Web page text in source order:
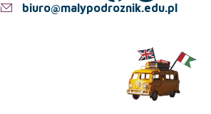
biuro@malypodroznik.edu.pl